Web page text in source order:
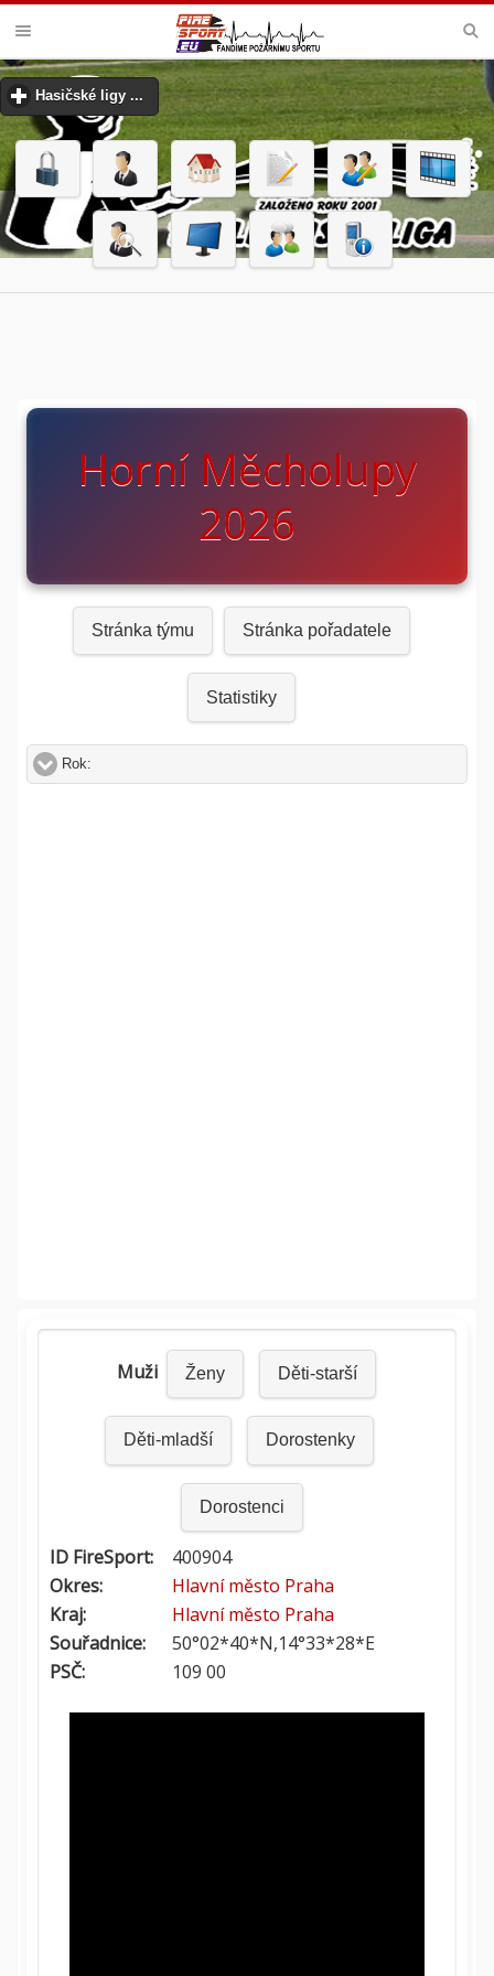
PODLIPANSKÁ LIGA
Hasičské ligy ... click to expand contents
Horní Měcholupy
2026
Stránka týmu Stránka pořadatele
Statistiky
Rok:
Muži Ženy Děti-starší
Děti-mladší Dorostenky
Dorostenci
ID FireSport:
400904
Okres:
Hlavní město Praha
Kraj:
Hlavní město Praha
Souřadnice:
50°02*40*N,14°33*28*E
PSČ:
109 00